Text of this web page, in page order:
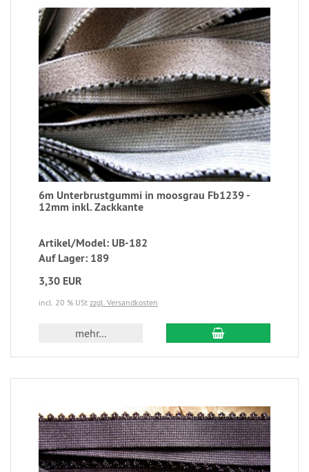
6m Unterbrustgummi in moosgrau Fb1239 -
12mm inkl. Zackkante
Artikel/Model: UB-182
Auf Lager: 189
3,30 EUR
incl. 20 % USt zzgl. Versandkosten
mehr...